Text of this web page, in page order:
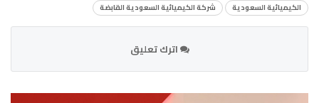
الكيميائية السعودية
شركة الكيميائية السعودية القابضة
اترك تعليق